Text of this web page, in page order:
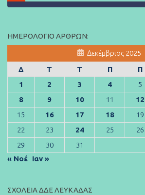
ΗΜΕΡΟΛΌΓΙΟ ΆΡΘΡΩΝ:
Δεκέμβριος 2025
Δ
Τ Τ Π Π
1
2 3 4 5
8
9 10 11 12
15
16 17 18 19
22
23 24 25 26
29
30
31
« Νοέ Ιαν »
ΣΧΟΛΕΊΑ ΔΔΕ ΛΕΥΚΆΔΑΣ